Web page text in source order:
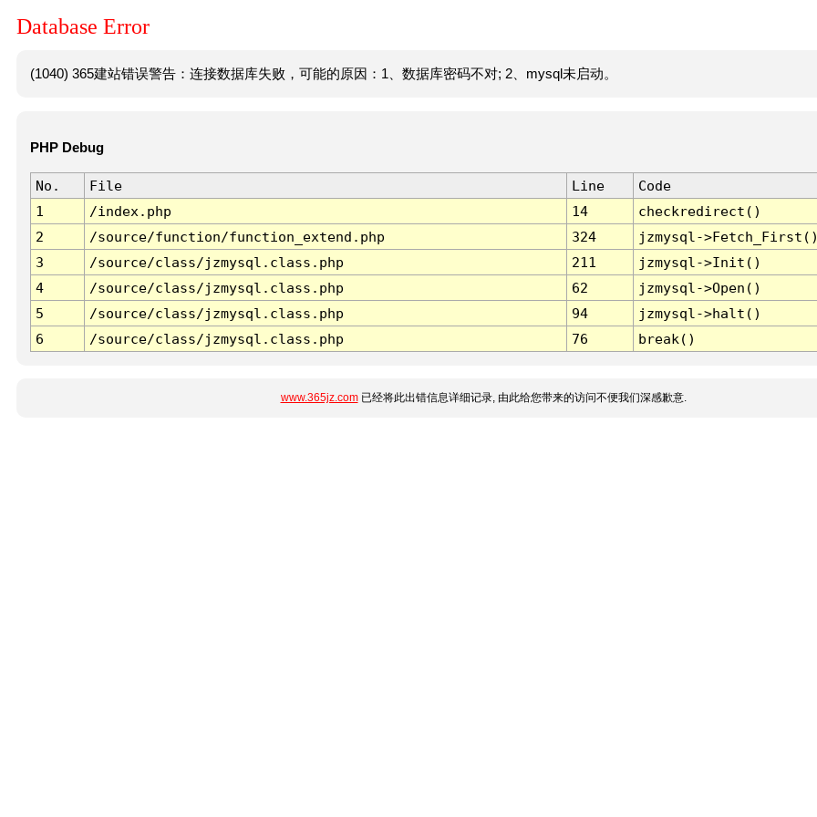
Database Error
(1040) 365建站错误警告：连接数据库失败，可能的原因：1、数据库密码不对; 2、mysql未启动。
PHP Debug
No. File Line
Code
1
/index.php 14
checkredirect()
2
/source/function/function_extend.php 324
jzmysql-
3
/source/class/jzmysql.class.php 211
jzmysql->Init()
4
/source/class/jzmysql.class.php 62
jzmysql->Open()
5
/source/class/jzmysql.class.php 94
jzmysql->halt()
6
/source/class/jzmysql.class.php 76 break()
www.365jz.com已经将此出错信息详细记录, 由此给您带来的访问不便我们深感歉意.